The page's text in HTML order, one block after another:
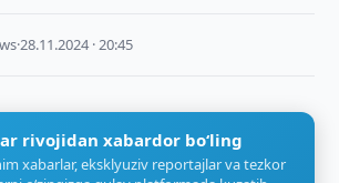
·28.11.2024 · 20:45
rivojidan xabardor bo‘ling
xabarlar, eksklyuziv reportajlar va tezkor